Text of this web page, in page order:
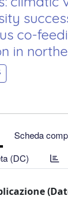
co-
in
Scheda
(DC)